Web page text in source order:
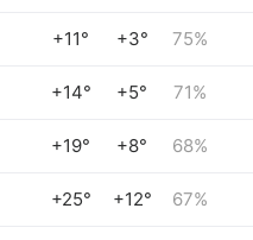
+11° +3° 75%
+14° +5° 71%
+19° +8° 68%
+25° +12° 67%